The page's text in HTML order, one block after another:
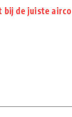
bij de juiste airco